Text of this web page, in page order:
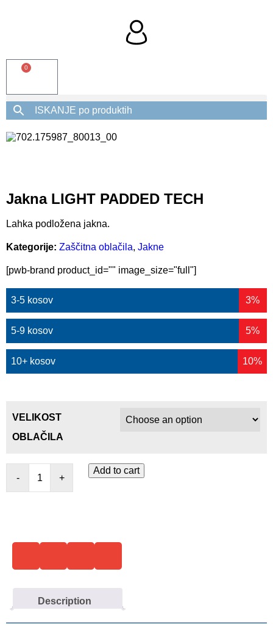
0
Jakna LIGHT PADDED TECH
Lahka podložena jakna.
Kategorije: Zaščitna oblačila, Jakne
[pwb-brand product_id="" image_size="full"]
3-5 kosov 3%
5-9 kosov 5%
10+ kosov 10%
VELIKOST
OBLAČILA
- +
Add to cart
Description